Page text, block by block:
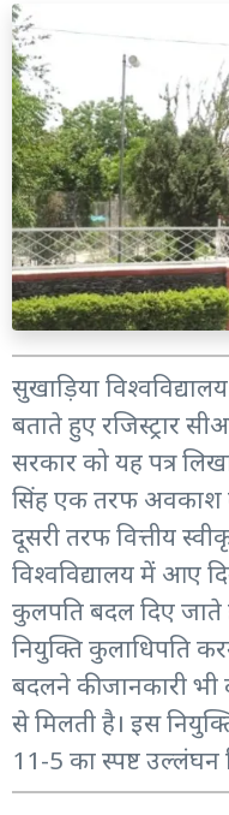
सुखाड़िया
बताते हुए रजिस्ट्रार
सरकार को यह पत्र
सिंह एक तरफ अवकाश
दूसरी तरफ वित्तीय
विश्वविद्यालय में आए
कुलपति बदल दिए जाते
नियुक्ति कुलाधिपति
बदलने की जानकारी भी
से मिलती है। इस नियुक्ति
11-5 का स्पष्ट उल्लंघन